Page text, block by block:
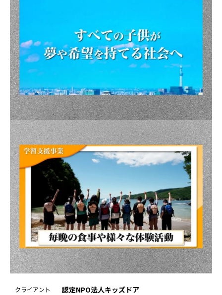
クライアント 認定NPO法⼈キッズドア